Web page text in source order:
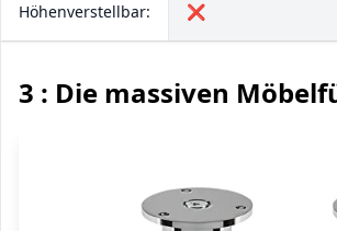
Höhenverstellbar: ❌
3 : Die massiven